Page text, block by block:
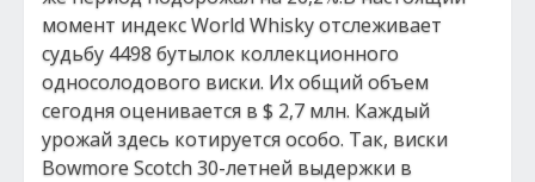
момент индекс World Whisky отслеживает
судьбу 4498 бутылок коллекционного
односолодового виски. Их общий объем
сегодня оценивается в $ 2,7 млн. Каждый
урожай здесь котируется особо. Так, виски
Bowmore Scotch 30-летней выдержки в